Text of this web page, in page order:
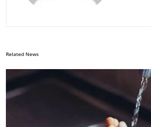
Related News